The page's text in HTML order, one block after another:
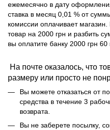
ежемесячно в дату
ставка в месяц 0,01 % от
комиссии оплачивает
товар на 2000 грн и разбить
вы оплатите банку 2000 грн 60
На почте оказалось, что
размеру или просто не
Вы можете отказаться от
средства в течение 3
возврата.
Вы не заберете посылку,